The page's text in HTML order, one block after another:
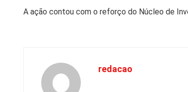
A ação contou com o reforço do Núcleo de
redacao